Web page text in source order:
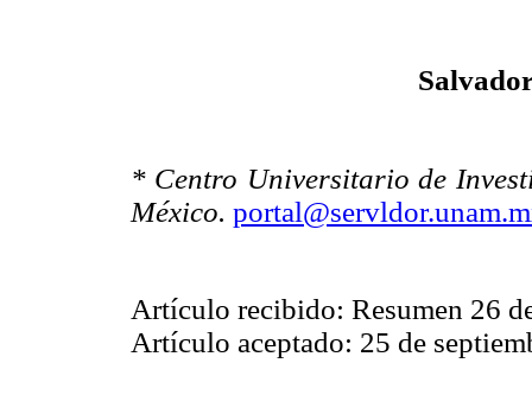
* Centro Universitario de
México.
Artículo recibido: Resumen 26
Artículo aceptado: 25 de